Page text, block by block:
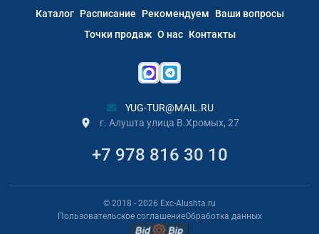
Каталог Расписание Рекомендуем
Ваши вопросы
Точки продаж О нас Контакты
YUG-TUR@MAIL.RU
г. Алушта улица В.Хромых, 27
+7 978 816 30 10
© 2018 - 2026 Exc-Alushta.ru
Пользовательское соглашениеОбработка данных